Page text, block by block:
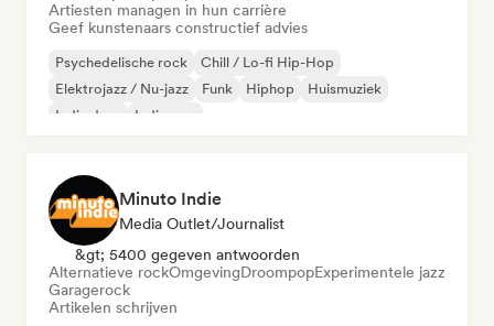
Artiesten managen in hun carrière
Geef kunstenaars constructief advies
Psychedelische rock
Chill / Lo-fi Hip-Hop
Elektrojazz / Nu-jazz
Funk Hiphop
Huismuziek
Indie dans
Indie pop
Minuto Indie
Media Outlet/Journalist
&gt; 5400 gegeven antwoorden
Alternatieve rockOmgevingDroompopExperimentele jazz
Garagerock
Artikelen schrijven